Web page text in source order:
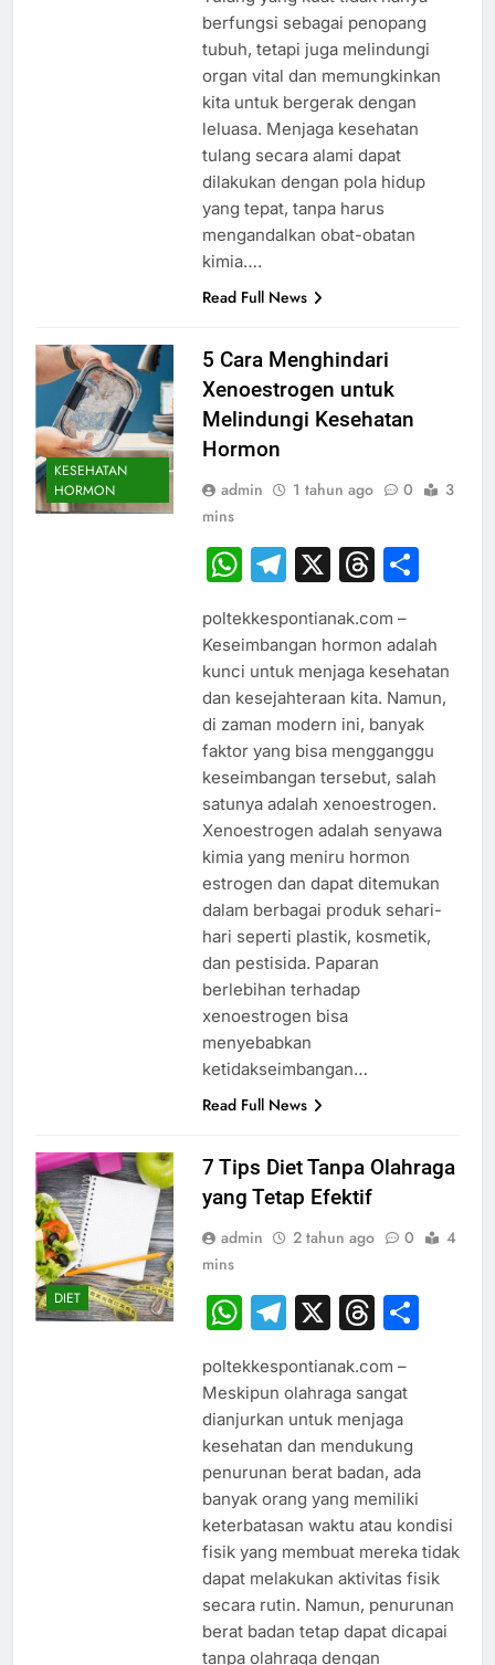
berfungsi sebagai penopang
tubuh, tetapi juga melindungi
organ vital dan memungkinkan
kita untuk bergerak dengan
leluasa. Menjaga kesehatan
tulang secara alami dapat
dilakukan dengan pola hidup
yang tepat, tanpa harus
mengandalkan obat-obatan
kimia….
Read Full News
KESEHATAN
HORMON
5 Cara Menghindari
Xenoestrogen untuk
Melindungi Kesehatan
Hormon
admin 1 tahun ago 0
3
mins
WhatsApp
Telegram
X
poltekkespontianak.com –
Keseimbangan hormon adalah
kunci untuk menjaga kesehatan
dan kesejahteraan kita. Namun,
di zaman modern ini, banyak
faktor yang bisa mengganggu
keseimbangan tersebut, salah
satunya adalah xenoestrogen.
Xenoestrogen adalah senyawa
kimia yang meniru hormon
estrogen dan dapat ditemukan
dalam berbagai produk sehari-
hari seperti plastik, kosmetik,
dan pestisida. Paparan
berlebihan terhadap
xenoestrogen bisa
menyebabkan
ketidakseimbangan…
Read Full News
DIET
7 Tips Diet Tanpa Olahraga
yang Tetap Efektif
admin 2 tahun ago 0
4
mins
WhatsApp
Telegram
X
poltekkespontianak.com –
Meskipun olahraga sangat
dianjurkan untuk menjaga
kesehatan dan mendukung
penurunan berat badan, ada
banyak orang yang memiliki
keterbatasan waktu atau kondisi
fisik yang membuat mereka tidak
dapat melakukan aktivitas fisik
secara rutin. Namun, penurunan
berat badan tetap dapat dicapai
tanpa olahraga dengan